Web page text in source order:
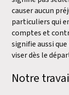
causer aucun
particuliers qui
comptes et
signifie aussi
viser dès le
Notre